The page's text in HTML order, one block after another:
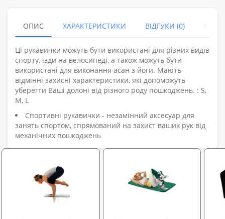
ОПИС ХАРАКТЕРИСТИКИ ВІДГУКИ (0)
Ці рукавички можуть бути використані для різних видів
спорту, їзди на велосипеді, а також можуть бути
використані для виконання асан з йоги. Мають
відмінні захисні характеристики, які допоможуть
уберегти Ваші долоні від різного роду пошкоджень. : S,
M, L
Спортивні рукавички - незамінний аксесуар для
занять спортом, спрямований на захист ваших рук від
механічних пошкоджень